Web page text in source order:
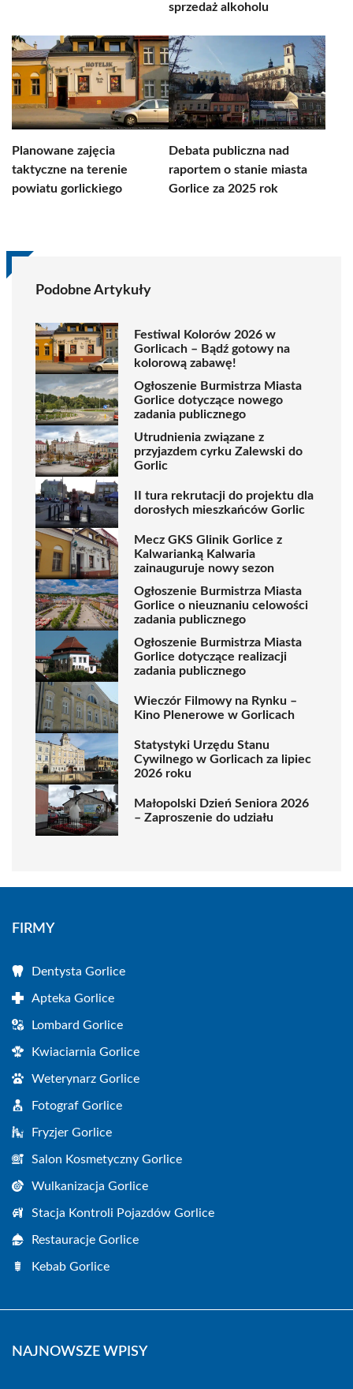
sprzedaż alkoholu
Planowane zajęcia
taktyczne na terenie
powiatu gorlickiego
Debata publiczna nad
raportem o stanie miasta
Gorlice za 2025 rok
Podobne Artykuły
Festiwal Kolorów 2026 w
Gorlicach – Bądź gotowy na
kolorową zabawę!
Ogłoszenie Burmistrza Miasta
Gorlice dotyczące nowego
zadania publicznego
Utrudnienia związane z
przyjazdem cyrku Zalewski do
Gorlic
II tura rekrutacji do projektu dla
dorosłych mieszkańców Gorlic
Mecz GKS Glinik Gorlice z
Kalwarianką Kalwaria
zainauguruje nowy sezon
Ogłoszenie Burmistrza Miasta
Gorlice o nieuznaniu celowości
zadania publicznego
Ogłoszenie Burmistrza Miasta
Gorlice dotyczące realizacji
zadania publicznego
Wieczór Filmowy na Rynku –
Kino Plenerowe w Gorlicach
Statystyki Urzędu Stanu
Cywilnego w Gorlicach za lipiec
2026 roku
Małopolski Dzień Seniora 2026
– Zaproszenie do udziału
FIRMY
Dentysta Gorlice
Apteka Gorlice
Lombard Gorlice
Kwiaciarnia Gorlice
Weterynarz Gorlice
Fotograf Gorlice
Fryzjer Gorlice
Salon Kosmetyczny Gorlice
Wulkanizacja Gorlice
Stacja Kontroli Pojazdów Gorlice
Restauracje Gorlice
Kebab Gorlice
NAJNOWSZE WPISY